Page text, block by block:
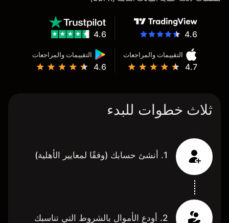
4.6
التقييمات والمراجعات
4.7
التقييمات والمراجعات
4.6
4.6
ثلاث خطوات للبدء
1. أنشئ حسابك (وفقًا لمعايير الأهلية)
2. أودع الأموال بالشروط التي تناسبك